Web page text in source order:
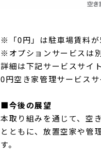
※「0円」は駐車場賃料が
※オプションサービスは
詳細は下記サービスサイ
0円空き家管理サービスサ
■今後の展望
本取り組みを通じて、空
とともに、放置空家や管
す。